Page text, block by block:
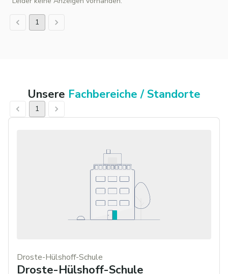
1
Unsere Fachbereiche / Standorte
1
Droste-Hülshoff-Schule
Droste-Hülshoff-Schule